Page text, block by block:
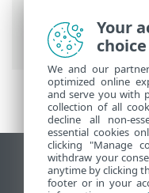
Prem>
fonctionnalités
Prem 12.0
Afficher le site
End of Life
Your
choice
We and our
optimized online
and serve you with
collection of all
decline all non-
essential cookies
clicking "Manage
withdraw your
anytime by clicking
footer or in your